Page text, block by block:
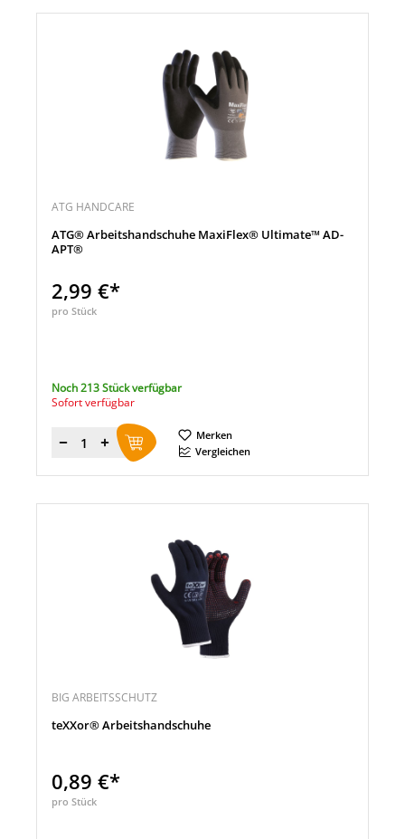
ATG HANDCARE
ATG® Arbeitshandschuhe MaxiFlex® Ultimate™ AD-
APT®
2,99 €*
pro Stück
Noch 213 Stück verfügbar
Sofort verfügbar
Menge
Merken
Vergleichen
BIG ARBEITSSCHUTZ
teXXor® Arbeitshandschuhe
0,89 €*
pro Stück